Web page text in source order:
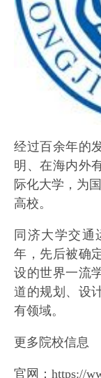
经过百余年的
明、在海内外
际化大学，为
高校。
同济大学交通
年，先后被确
设的世界一流
道的规划、设
有领域。
更多院校信息
官网：https://